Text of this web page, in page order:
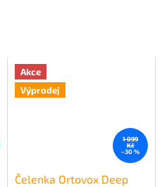
Akce
Výprodej
1 099
Kč
–30 %
Čelenka Ortovox Deep